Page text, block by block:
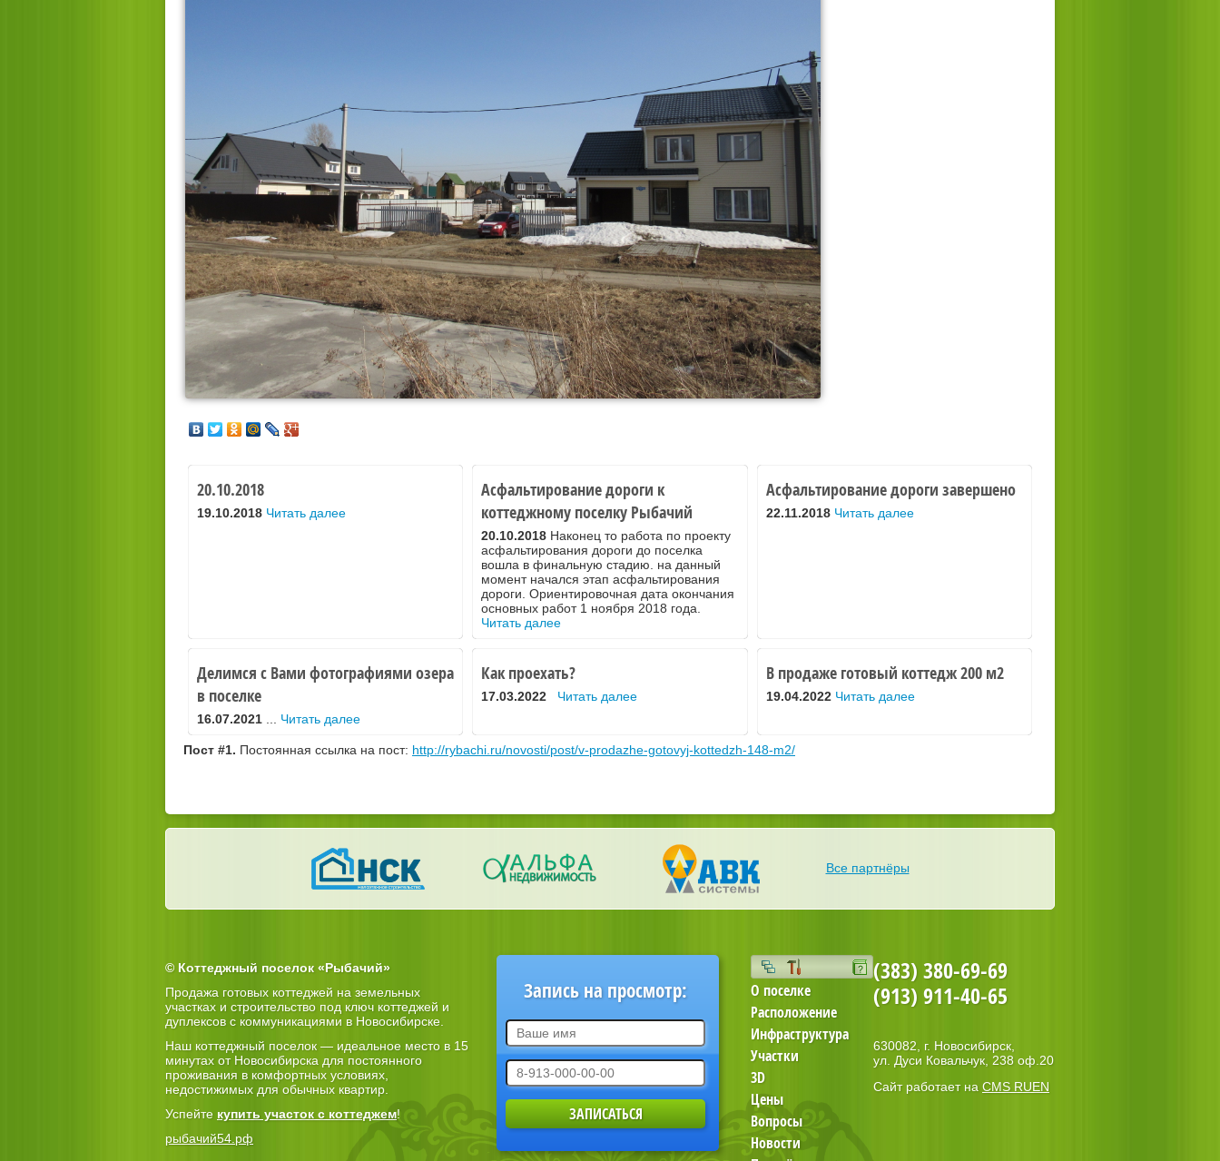
20.10.2018
19.10.2018 Читать далее
Асфальтирование дороги к
коттеджному поселку Рыбачий
20.10.2018 Наконец то работа по проекту
асфальтирования дороги до поселка
вошла в финальную стадию. на данный
момент начался этап асфальтирования
дороги. Ориентировочная дата окончания
основных работ 1 ноября 2018 года.
Читать далее
Асфальтирование дороги завершено
22.11.2018 Читать далее
Делимся с Вами фотографиями озера
в поселке
16.07.2021 Читать далее
Как проехать?
17.03.2022 Читать далее
В продаже готовый коттедж 200 м2
19.04.2022 Читать далее
Пост #1. Постоянная ссылка на пост: http://rybachi.ru/novosti/post/v-prodazhe-gotovyj-kottedzh-148-m2/
Все партнёры
© Коттеджный поселок «Рыбачий»
Продажа готовых коттеджей на земельных
участках и строительство под ключ коттеджей и
дуплексов с коммуникациями в Новосибирске.
Наш коттеджный поселок — идеальное место в 15
минутах от Новосибирска для постоянного
проживания в комфортных условиях,
недостижимых для обычных квартир.
Успейте купить участок с коттеджем!
рыбачий54.рф
Запись на просмотр:
О поселке
Расположение
Инфраструктура
Участки
3D
Цены
Вопросы
Новости
(383) 380-69-69
(913) 911-40-65
630082, г. Новосибирск,
ул. Дуси Ковальчук, 238 оф.20
Сайт работает на CMS RUEN